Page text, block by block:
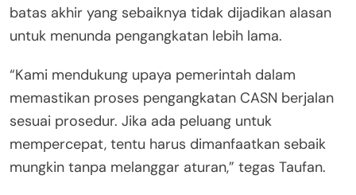
batas akhir yang sebaiknya tidak dijadikan alasan
untuk menunda pengangkatan lebih lama.
“Kami mendukung upaya pemerintah dalam
memastikan proses pengangkatan CASN berjalan
sesuai prosedur. Jika ada peluang untuk
mempercepat, tentu harus dimanfaatkan sebaik
mungkin tanpa melanggar aturan,” tegas Taufan.